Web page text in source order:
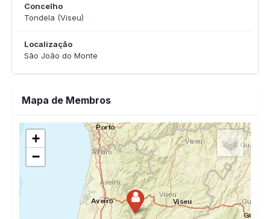
Concelho
Tondela (Viseu)
Localização
São João do Monte
Mapa de Membros